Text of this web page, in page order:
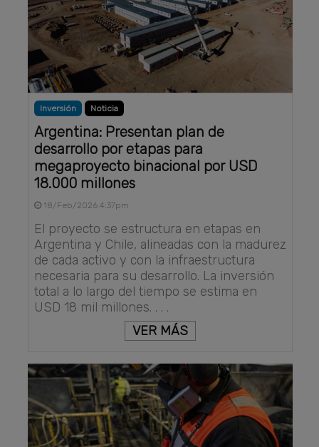
Inversión Noticia
Argentina: Presentan plan de
desarrollo por etapas para
megaproyecto binacional por USD
18.000 millones
18/Feb/2026 4:37pm
El proyecto se estructura en etapas en
Argentina y Chile, alineadas con la madurez
de cada activo y con la infraestructura
necesaria para su desarrollo. La inversión
total a lo largo del tiempo se estima en
USD 18 mil millones. . . .
VER MÁS